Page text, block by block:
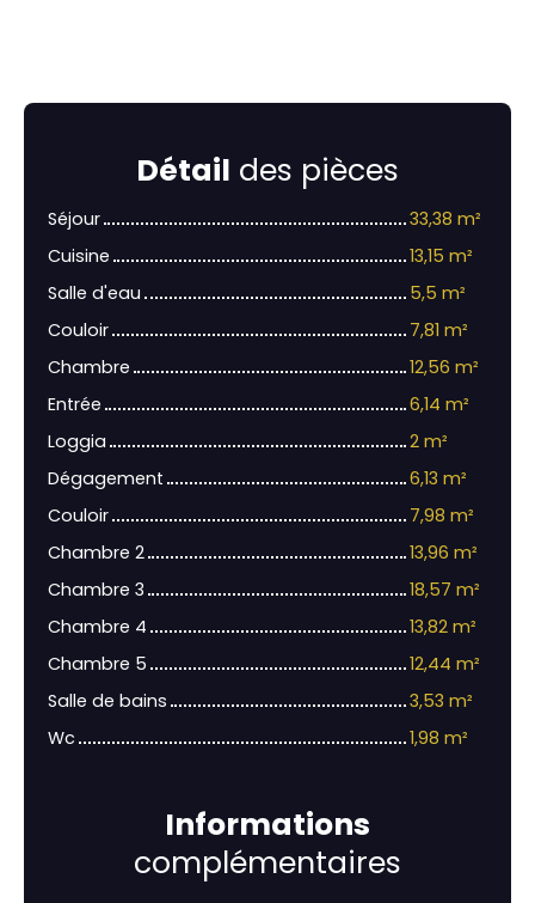
Détail des pièces
Séjour
33,38 m²
Cuisine
13,15 m²
Salle d'eau
5,5 m²
Couloir
7,81 m²
Chambre
12,56 m²
Entrée
6,14 m²
Loggia
2 m²
Dégagement
6,13 m²
Couloir
7,98 m²
Chambre 2
13,96 m²
Chambre 3
18,57 m²
Chambre 4
13,82 m²
Chambre 5
12,44 m²
Salle de bains
3,53 m²
Wc
1,98 m²
Informations
complémentaires